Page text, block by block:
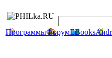
ПрограммыФорумEBooks